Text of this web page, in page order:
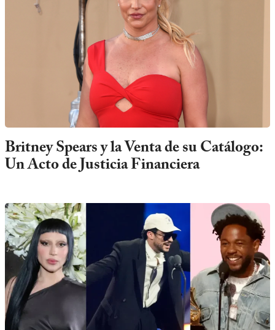
Britney Spears y la Venta de su Catálogo:
Un Acto de Justicia Financiera